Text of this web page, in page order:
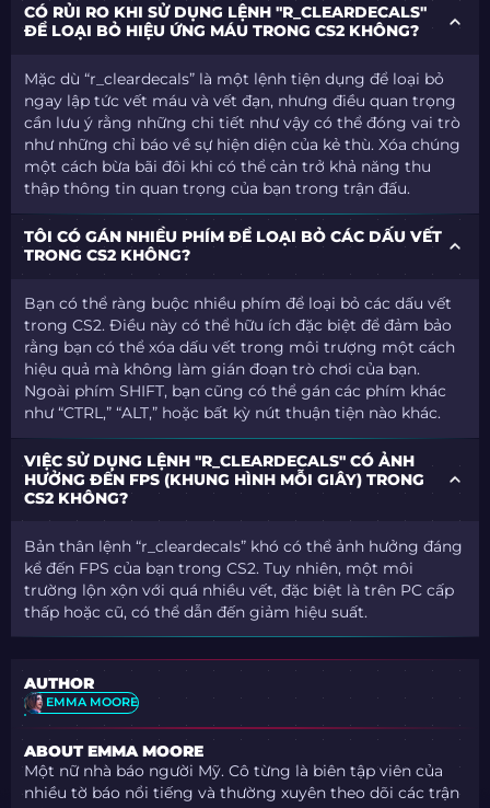
CÓ RỦI RO KHI SỬ DỤNG LỆNH "R_CLEARDECALS"
ĐỂ LOẠI BỎ HIỆU ỨNG MÁU TRONG CS2 KHÔNG?
Mặc dù “r_cleardecals” là một lệnh tiện dụng để loại bỏ
ngay lập tức vết máu và vết đạn, nhưng điều quan trọng
cần lưu ý rằng những chi tiết như vậy có thể đóng vai trò
như những chỉ báo về sự hiện diện của kẻ thù. Xóa chúng
một cách bừa bãi đôi khi có thể cản trở khả năng thu
thập thông tin quan trọng của bạn trong trận đấu.
TÔI CÓ GÁN NHIỀU PHÍM ĐỂ LOẠI BỎ CÁC DẤU VẾT
TRONG CS2 KHÔNG?
Bạn có thể ràng buộc nhiều phím để loại bỏ các dấu vết
trong CS2. Điều này có thể hữu ích đặc biệt để đảm bảo
rằng bạn có thể xóa dấu vết trong môi trượng một cách
hiệu quả mà không làm gián đoạn trò chơi của bạn.
Ngoài phím SHIFT, bạn cũng có thể gán các phím khác
như “CTRL,” “ALT,” hoặc bất kỳ nút thuận tiện nào khác.
VIỆC SỬ DỤNG LỆNH "R_CLEARDECALS" CÓ ẢNH
HƯỞNG ĐẾN FPS (KHUNG HÌNH MỖI GIÂY) TRONG
CS2 KHÔNG?
Bản thân lệnh “r_cleardecals” khó có thể ảnh hưởng đáng
kể đến FPS của bạn trong CS2. Tuy nhiên, một môi
trường lộn xộn với quá nhiều vết, đặc biệt là trên PC cấp
thấp hoặc cũ, có thể dẫn đến giảm hiệu suất.
AUTHOR
EMMA MOORE
ABOUT EMMA MOORE
Một nữ nhà báo người Mỹ. Cô từng là biên tập viên của
nhiều tờ báo nổi tiếng và thường xuyên theo dõi các trận